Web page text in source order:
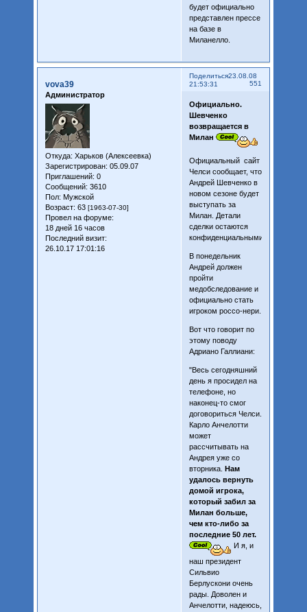
будет официально
представлен прессе
на базе в
Миланелло.
Поделиться
551
23.08.08
21:53:31
vova39
Администратор
Откуда: Харьков (Алексеевка)
Зарегистрирован: 05.09.07
Приглашений: 0
Сообщений: 3610
Пол: Мужской
Возраст: 63 [1963-07-30]
Провел на форуме:
18 дней 16 часов
Последний визит:
26.10.17 17:01:16
Официально.
Шевченко
возвращается в
Милан
Официальный сайт
Челси сообщает, что
Андрей Шевченко в
новом сезоне будет
выступать за
Милан. Детали
сделки остаются
конфиденциальными.
В понедельник
Андрей должен
пройти
медобследование и
официально стать
игроком россо-нери.
Вот что говорит по
этому поводу
Адриано Галлиани:
"Весь сегодняшний
день я просидел на
телефоне, но
наконец-то смог
договориться Челси.
Карло Анчелотти
может
рассчитывать на
Андрея уже со
вторника. Нам
удалось вернуть
домой игрока,
который забил за
Милан больше,
чем кто-либо за
последние 50 лет.
И я, и
наш президент
Сильвио
Берлускони очень
рады. Доволен и
Анчелотти, надеюсь,